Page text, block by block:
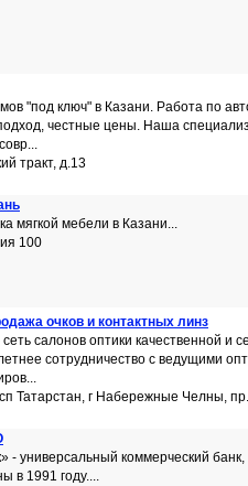
"под ключ" в Казани. Работа по
честные цены. Наша
тракт, д.13
мягкой мебели в Казани...
100
очков и контактных линз
салонов оптики качественной и
сотрудничество с ведущими
Татарстан, г Набережные Челны,
- универсальный коммерческий банк,
в 1991 году....